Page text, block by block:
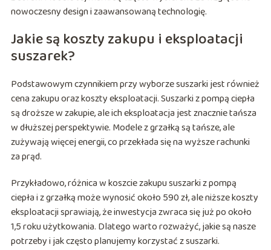
nowoczesny design i zaawansowaną technologię.
Jakie są koszty zakupu i eksploatacji
suszarek?
Podstawowym czynnikiem przy wyborze suszarki jest również
cena zakupu oraz koszty eksploatacji. Suszarki z pompą ciepła
są droższe w zakupie, ale ich eksploatacja jest znacznie tańsza
w dłuższej perspektywie. Modele z grzałką są tańsze, ale
zużywają więcej energii, co przekłada się na wyższe rachunki
za prąd.
Przykładowo, różnica w koszcie zakupu suszarki z pompą
ciepła i z grzałką może wynosić około 590 zł, ale niższe koszty
eksploatacji sprawiają, że inwestycja zwraca się już po około
1,5 roku użytkowania. Dlatego warto rozważyć, jakie są nasze
potrzeby i jak często planujemy korzystać z suszarki.